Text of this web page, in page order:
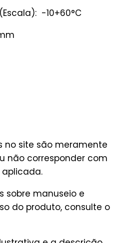
-10+60°C
no site são meramente
não corresponder com
sobre manuseio e
do produto, consulte o